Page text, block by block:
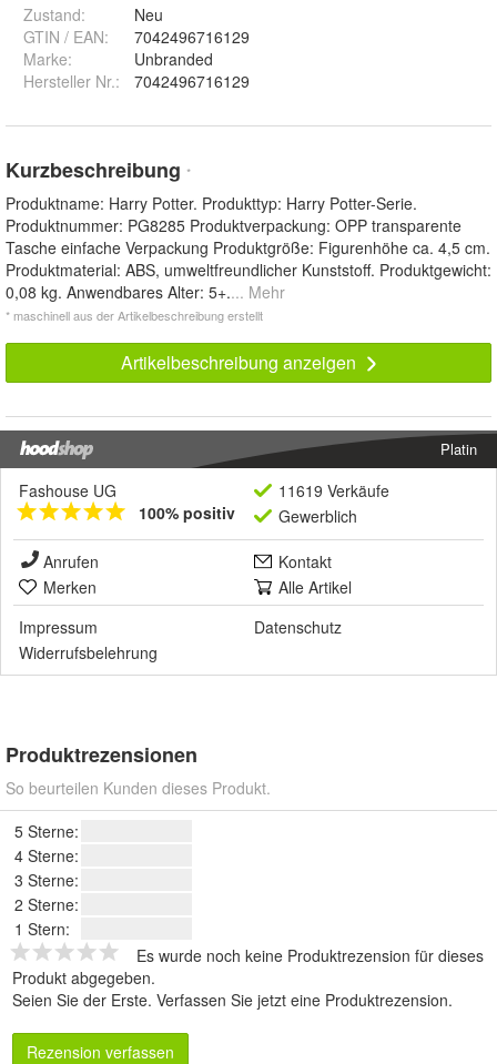
Zustand:
Neu
GTIN / EAN:
7042496716129
Marke:
Unbranded
Hersteller Nr.:
7042496716129
Kurzbeschreibung *
Produktname: Harry Potter. Produkttyp: Harry Potter-Serie.
Produktnummer: PG8285 Produktverpackung: OPP transparente
Tasche einfache Verpackung Produktgröße: Figurenhöhe ca. 4,5 cm.
Produktmaterial: ABS, umweltfreundlicher Kunststoff. Produktgewicht:
0,08 kg. Anwendbares Alter: 5+.... Mehr
* maschinell aus der Artikelbeschreibung erstellt
Artikelbeschreibung anzeigen
Platin
Fashouse UG
100% positiv
11619 Verkäufe
Gewerblich
Anrufen
Kontakt
Merken
Alle Artikel
Impressum
Datenschutz
Widerrufsbelehrung
Produktrezensionen
So beurteilen Kunden dieses Produkt.
5 Sterne:
4 Sterne:
3 Sterne:
2 Sterne:
1 Stern:
Es wurde noch keine Produktrezension für dieses
Produkt abgegeben.
Seien Sie der Erste. Verfassen Sie jetzt eine Produktrezension.
Rezension verfassen